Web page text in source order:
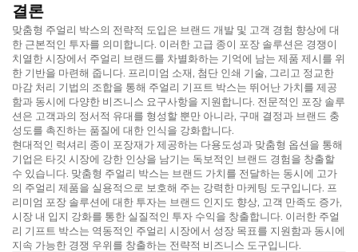
결론
맞춤형 주얼리 박스의 전략적 도입은 브랜드 개발 및 고객 경험 향상에 대
한 근본적인 투자를 의미합니다. 이러한 고급 종이 포장 솔루션은 경쟁이
치열한 시장에서 주얼리 브랜드를 차별화하는 기억에 남는 제품 제시를 위
한 기반을 마련해 줍니다. 프리미엄 소재, 첨단 인쇄 기술, 그리고 정교한
마감 처리 기법의 조합을 통해 주얼리 기프트 박스는 뛰어난 가치를 제공
함과 동시에 다양한 비즈니스 요구사항을 지원합니다. 전문적인 포장 솔루
션은 고객과의 정서적 유대를 형성할 뿐만 아니라, 구매 결정과 브랜드 충
성도를 촉진하는 품질에 대한 인식을 강화합니다.
현대적인 럭셔리 종이 포장재가 제공하는 다용도성과 맞춤형 옵션을 통해
기업은 타깃 시장에 강한 인상을 남기는 독보적인 브랜드 경험을 창출할
수 있습니다. 맞춤형 주얼리 박스는 브랜드 가치를 전달하는 동시에 고가
의 주얼리 제품을 실용적으로 보호해 주는 강력한 마케팅 도구입니다. 프
리미엄 포장 솔루션에 대한 투자는 브랜드 인지도 향상, 고객 만족도 증가,
시장 내 입지 강화를 통한 실질적인 투자 수익을 창출합니다. 이러한 주얼
리 기프트 박스는 역동적인 주얼리 시장에서 성장 목표를 지원함과 동시에
지속 가능한 경쟁 우위를 창출하는 전략적 비즈니스 도구입니다.